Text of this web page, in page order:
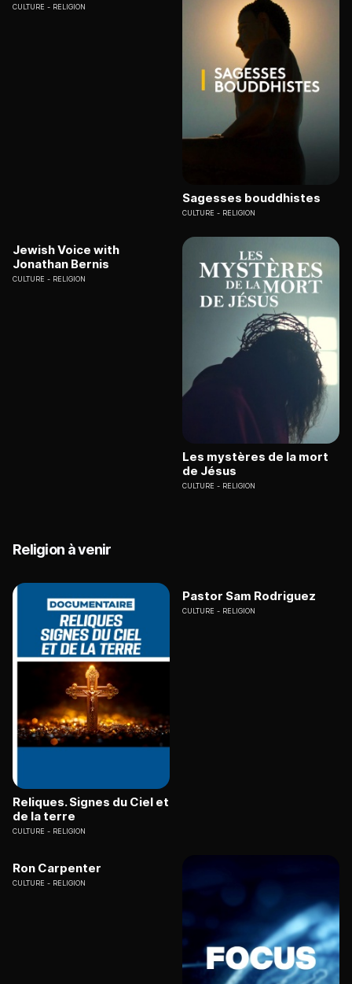
CULTURE RELIGION
Sagesses bouddhistes
CULTURE RELIGION
Jewish Voice with
Jonathan Bernis
CULTURE RELIGION
Les mystères de la mort
de Jésus
CULTURE RELIGION
Religion à venir
Reliques. Signes du Ciel et
de la terre
CULTURE RELIGION
Pastor Sam Rodriguez
CULTURE RELIGION
Ron Carpenter
CULTURE RELIGION